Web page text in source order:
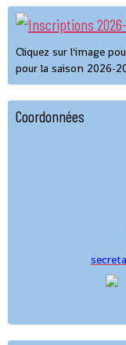
Cliquez sur l'image
pour la saison 2026-
Coordonnées